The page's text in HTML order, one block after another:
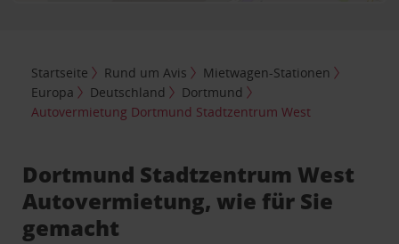
Startseite Rund um Avis
Mietwagen-Stationen
Europa
Deutschland
Dortmund
Autovermietung Dortmund Stadtzentrum West
Dortmund Stadtzentrum West
Autovermietung, wie für Sie
gemacht